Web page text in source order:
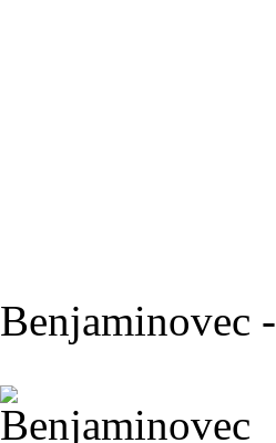
Benjaminovec -